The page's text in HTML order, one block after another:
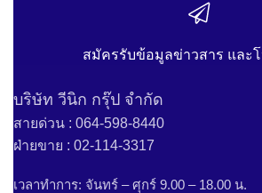
สมัครรับข้อมูลข่าวสาร และ
บริษัท วีนิก กรุ๊ป จำกัด
สายด่วน : 064-598-8440
ฝ่ายขาย : 02-114-3317
เวลาทำการ: จันทร์ – ศุกร์ 9.00 – 18.00 น.